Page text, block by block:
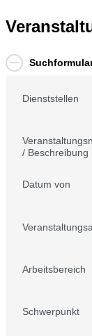
Dienststellen
/ Beschreibung
Datum von
Arbeitsbereich
Schwerpunkt